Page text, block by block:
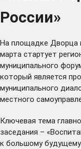
России»
На площадке Дворца
марта стартует
муниципального
который является
муниципального
местного
Ключевая тема
заседания –
к большому